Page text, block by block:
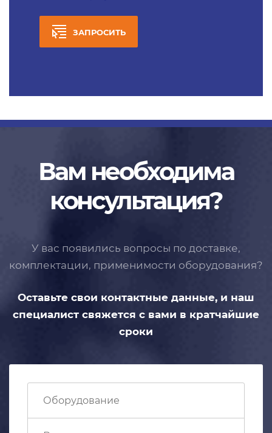
ЗАПРОСИТЬ
Вам необходима
консультация?
У вас появились вопросы по доставке,
комплектации, применимости оборудования?
Оставьте свои контактные данные, и наш
специалист свяжется с вами в кратчайшие
сроки